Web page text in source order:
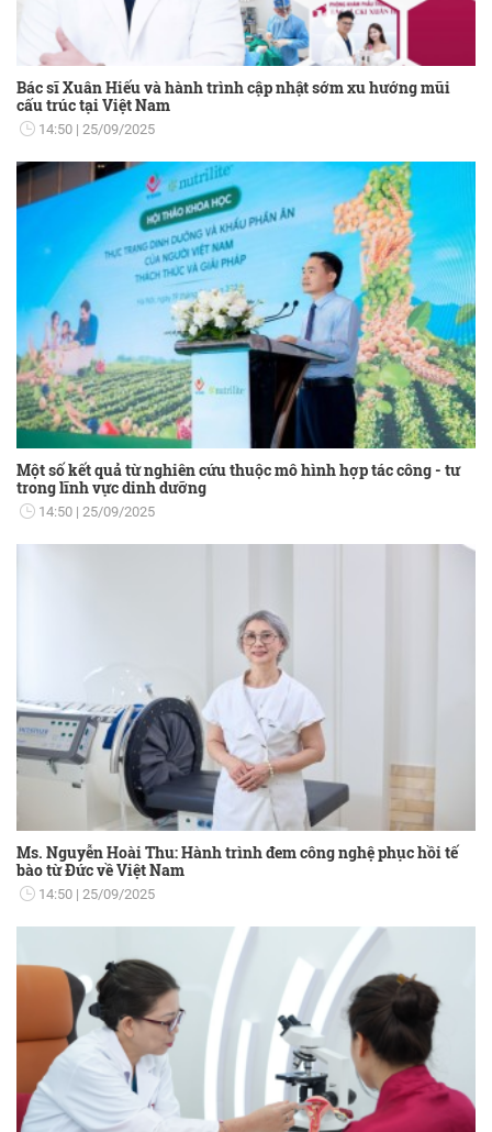
Bác sĩ Xuân Hiếu và hành trình cập nhật sớm xu hướng mũi
cấu trúc tại Việt Nam
14:50 25/09/2025
Một số kết quả từ nghiên cứu thuộc mô hình hợp tác công - tư
trong lĩnh vực dinh dưỡng
14:50 25/09/2025
Ms. Nguyễn Hoài Thu: Hành trình đem công nghệ phục hồi tế
bào từ Đức về Việt Nam
14:50 25/09/2025